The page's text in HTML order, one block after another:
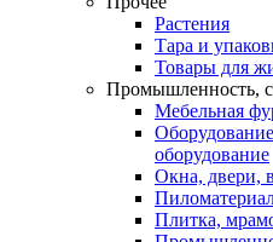
Растения
Тара и
Товары для
Промышленность,
Мебельная
оборудование
Окна, двери,
Плитка,